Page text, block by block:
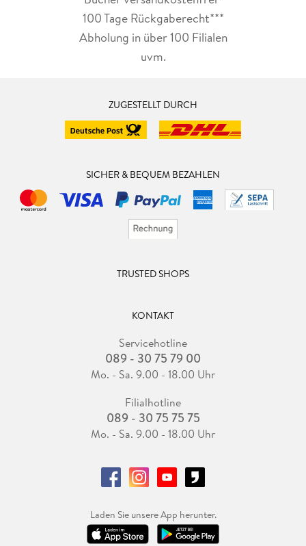
100 Tage Rückgaberecht***
Abholung in über 100 Filialen
uvm.
ZUGESTELLT DURCH
SICHER & BEQUEM BEZAHLEN
TRUSTED SHOPS
KONTAKT
Servicehotline
089 - 30 75 79 00
Mo. - Sa. 9.00 - 18.00 Uhr
Filialhotline
089 - 30 75 75 75
Mo. - Sa. 9.00 - 18.00 Uhr
Laden Sie unsere App herunter.